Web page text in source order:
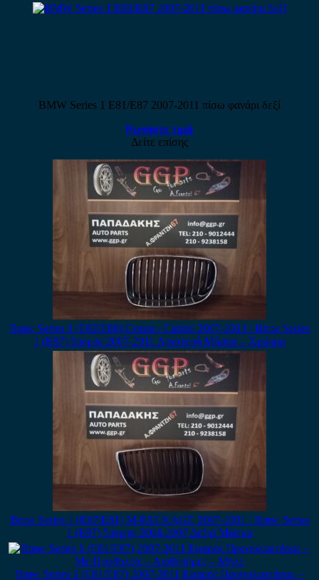
BMW Series 1 E81/E87 2007-2011 πίσω φανάρι δεξί
Ρωτήστε τιμή
Δείτε επίσης
Bmw Series 1 (E82/E88) Coupe / Cabrio 2007-2013 / Bmw Series
1 (E87) 5πορτο 2007-2011 Αριστερή Μάσκα – Χρώμιο
Bmw Series 1 (E87/E81) M-PACKAGE 2007-2011 / Bmw Series
1 (E87) 5πορτο 2004-2007 Δεξιά Μάσκα
Bmw Series 1 (E81/E87) 2007-2011 Εμπρός Προφυλακτήρας –